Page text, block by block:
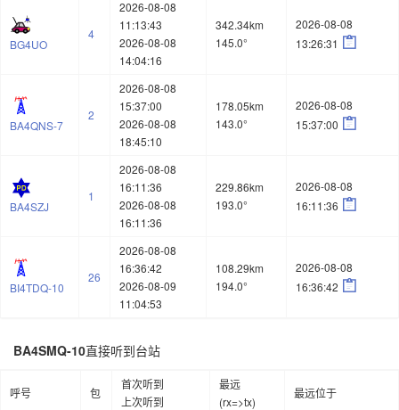
BG4UO
4
2026-08-08
11:13:43
2026-08-08
14:04:16
342.34km
145.0°
2026-08-08
13:26:31 
BA4QNS-7
2
2026-08-08
15:37:00
2026-08-08
18:45:10
178.05km
143.0°
2026-08-08
15:37:00 
BA4SZJ
1
2026-08-08
16:11:36
2026-08-08
16:11:36
229.86km
193.0°
2026-08-08
16:11:36 
BI4TDQ-10
26
2026-08-08
16:36:42
2026-08-09
11:04:53
108.29km
194.0°
2026-08-08
16:36:42 
BA4SMQ-10直接听到台站
呼号 包
首次听到
上次听到
最远
(rx=>tx)
最远位于